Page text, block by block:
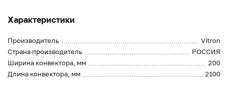
Характеристики
Производитель
Vitron
Страна производитель
РОССИЯ
Ширина конвектора, мм
200
Длина конвектора, мм
2100